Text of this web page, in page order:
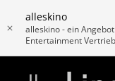
alleskino
alleskino - ein
Entertainment